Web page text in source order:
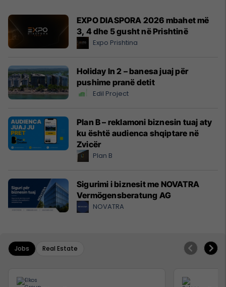
EXPO DIASPORA 2026 mbahet më
3, 4 dhe 5 gusht në Prishtinë
Expo Prishtina
Holiday In 2 – banesa juaj për
pushime pranë detit
Edil Project
Plan B – reklamoni biznesin tuaj aty
ku është audienca shqiptare në
Zvicër
Plan B
Sigurimi i biznesit me NOVATRA
Vermögensberatung AG
NOVATRA
Jobs Real Estate